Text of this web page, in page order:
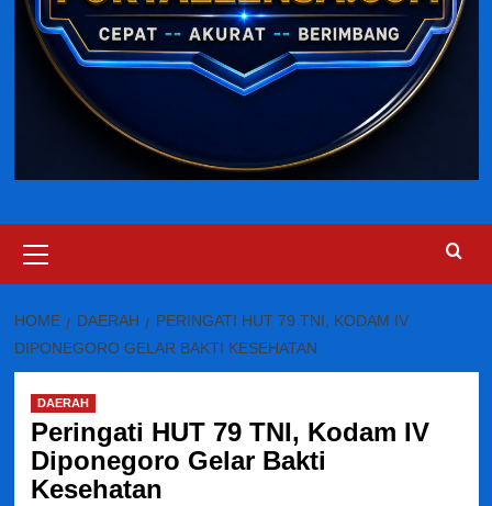
Menu
HOME DAERAH
PERINGATI HUT 79 TNI, KODAM IV
DIPONEGORO GELAR BAKTI KESEHATAN
DAERAH
Peringati HUT 79 TNI, Kodam IV
Diponegoro Gelar Bakti
Kesehatan